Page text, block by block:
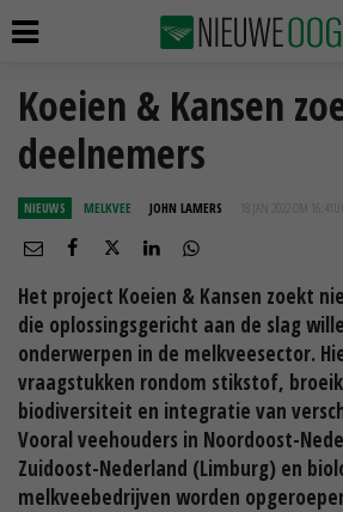
Koeien & Kansen
deelnemers
NIEUWS MELKVEE JOHN LAMERS 18 JAN 2022 OM 16:41
Het project Koeien & Kansen zoekt
die oplossingsgericht aan de slag
onderwerpen in de melkveesector.
vraagstukken rondom stikstof,
biodiversiteit en integratie van
Vooral veehouders in Noordoost-
Zuidoost-Nederland (Limburg) en
melkveebedrijven worden